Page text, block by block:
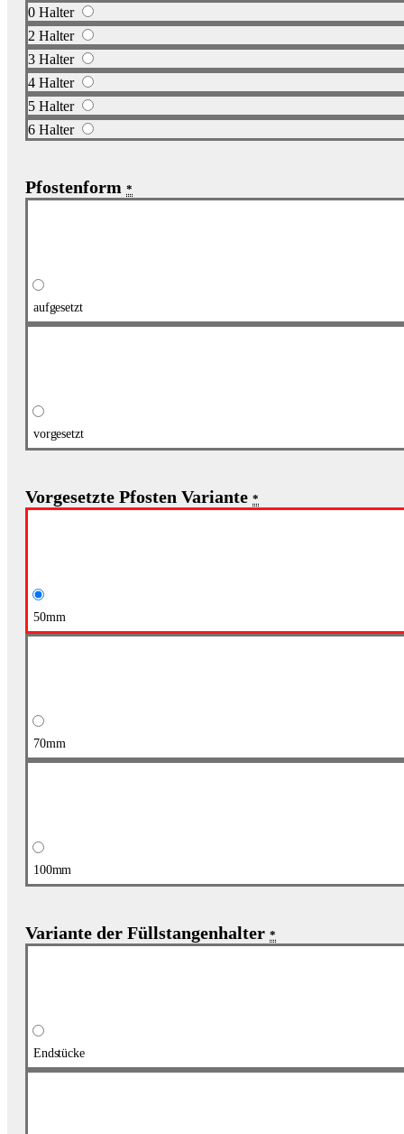
0 Halter
2 Halter
3 Halter
4 Halter
5 Halter
6 Halter
Pfostenform *
aufgesetzt
vorgesetzt
Vorgesetzte Pfosten Variante *
50mm
70mm
100mm
Variante der Füllstangenhalter *
Endstücke